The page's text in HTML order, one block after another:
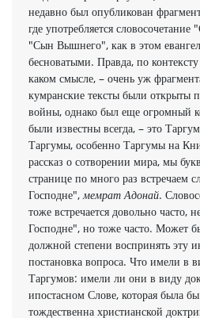
недавно был опубликован
где употребляется
"Сын Вышнего", как в этом
бесноватыми. Правда, по
каком смысле, – очень уж
кумранские тексты были открыты
войны, однако был еще огромный
были известны всегда, – это
Таргумы, особенно Таргумы на
рассказ о сотворении мира, мы
странице по много раз встречаем
Господне", мемрат Адонай.
тоже встречается довольно часто,
Господне", но тоже часто. Может
должной степени воспринять эту
постановка вопроса. Что имели в
Таргумов: имели ли они в виду
ипостасном Слове, которая была
тождественна христианской